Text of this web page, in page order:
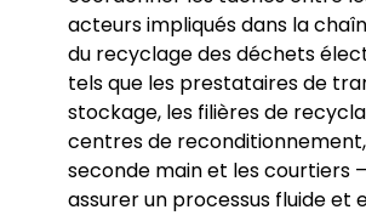
acteurs impliqués dans la
du recyclage des déchets
tels que les prestataires de
stockage, les filières de
centres de
seconde main et les courtiers
assurer un processus fluide et